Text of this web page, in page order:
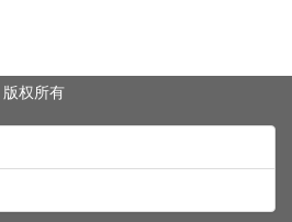
权所有